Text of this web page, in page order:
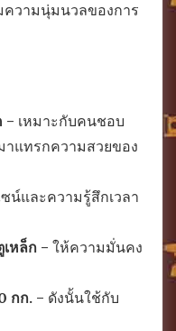
ความนุ่มนวลของการ
– เหมาะกับคนชอบ
าแทรกความสวยของ
น์และความรู้สึกเวลา
หล็ก – ให้ความมั่นคง
กก. – ดังนั้นใช้กับ